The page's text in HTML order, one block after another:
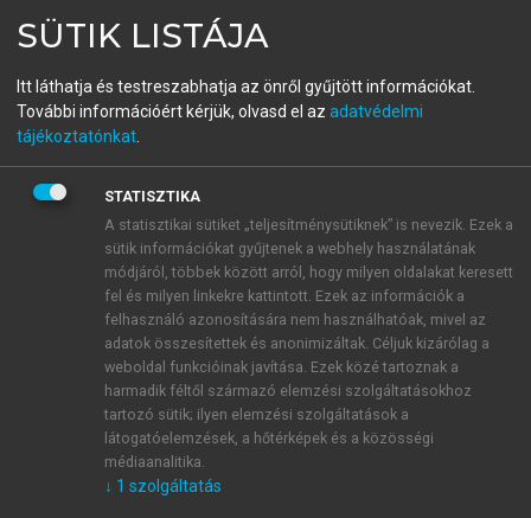
fiókoddal,vagy hozz létre új fiókot.
A regisztráció után apróbaidőszakautomatikusan
BELÉPÉS SAJÁT FIÓKKAL
ÚJ FIÓK LÉTREHOZÁSA
1 óra díjmentes hozzáférés
E-MAIL-CÍM
SÜTIK LISTÁJA
Itt láthatja és testreszabhatja az önről gyűjtött információkat.
További információért kérjük, olvasd el az adatvédelmi
tájékoztatónkat
STATISZTIKA
A statisztikai sütiket „teljesítménysütiknek” is nevezik. Ezek a
sütik információkat gyűjtenek a webhely használatának
módjáról, többek között arról, hogy milyen oldalakat keresett
fel és milyen linkekre kattintott. Ezek az információk a
felhasználó azonosítására nem használhatóak, mivel az
adatok összesítettek és anonimizáltak. Céljuk kizárólag a
weboldal funkcióinak javítása. Ezek közé tartoznak a
harmadik féltől származó elemzési szolgáltatásokhoz
tartozó sütik; ilyen elemzési szolgáltatások a
látogatóelemzések, a hőtérképek és a közösségi
médiaanalitika.
↓ 1 szolgáltatás